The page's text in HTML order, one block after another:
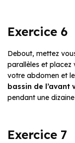
Exercice 6
Debout, mettez
parallèles et placez
votre abdomen et
bassin de l’avant
pendant une
Exercice 7